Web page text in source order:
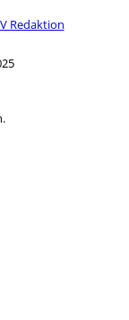
Redaktion